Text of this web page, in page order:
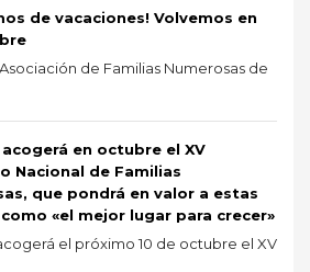
de vacaciones! Volvemos en
de Familias Numerosas de
en octubre el XV
Nacional de Familias
que pondrá en valor a estas
«el mejor lugar para crecer»
el próximo 10 de octubre el XV